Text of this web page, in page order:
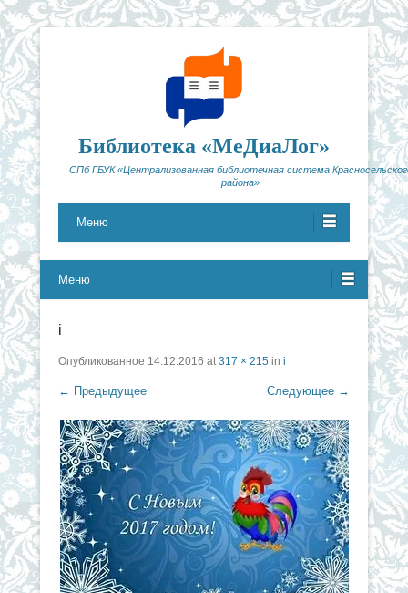
Библиотека «МеДиаЛог»
СПб ГБУК «Централизованная библиотечная система
района»
Меню
Меню
i
Опубликованное 14.12.2016 at317 × 215 in i
← Предыдущее Следующее →